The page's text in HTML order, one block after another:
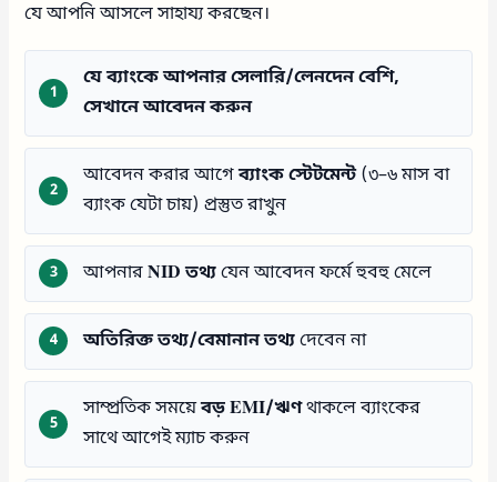
যে আপনি আসলে সাহায্য করছেন।
যে ব্যাংকে আপনার সেলারি/লেনদেন বেশি,
সেখানে আবেদন করুন
আবেদন করার আগেব্যাংক স্টেটমেন্ট(৩–৬ মাস বা
ব্যাংক যেটা চায়) প্রস্তুত রাখুন
আপনারNID তথ্যযেন আবেদন ফর্মে হুবহু মেলে
অতিরিক্ত তথ্য/বেমানান তথ্যদেবেন না
সাম্প্রতিক সময়েবড় EMI/ঋণথাকলে ব্যাংকের
সাথে আগেই ম্যাচ করুন